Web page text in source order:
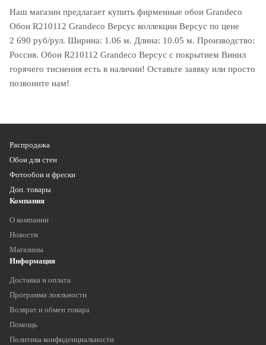
Наш магазин предлагает купить фирменные обои Grandeco
Обои R210112 Grandeco Версус коллекции Версус по цене
2 690 руб/рул. Ширина: 1.06 м. Длина: 10.05 м. Производство:
Россия. Обои R210112 Grandeco Версус с покрытием Винил
горячего тиснения есть в наличии! Оставьте заявку или просто
позвоните нам!
Распродажа
Обои для стен
Фотообои и фрески
Доп. товары
Компания
О компании
Новости
Магазины
Информация
Доставка и оплата
Программа лояльности
Возврат и обмен товара
Помощь
Политика конфиденциальности